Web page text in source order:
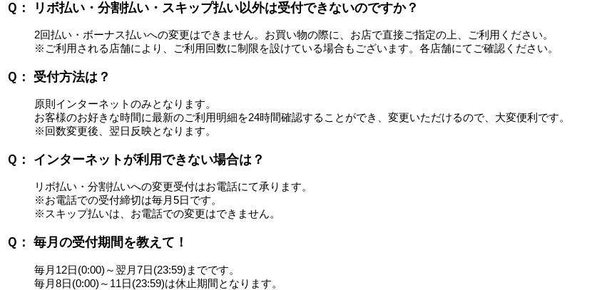
Ｑ： リボ払い・分割払い・スキップ払い以外は受付できないのですか？
2回払い・ボーナス払いへの変更はできません。お買い物の際に、お店で直接ご指定の上、ご利用ください。
※ご利用される店舗により、ご利用回数に制限を設けている場合もございます。各店舗にてご確認ください。
Ｑ： 受付方法は？
原則インターネットのみとなります。
お客様のお好きな時間に最新のご利用明細を24時間確認することができ、変更いただけるので、大変便利です。
※回数変更後、翌日反映となります。
Ｑ： インターネットが利用できない場合は？
リボ払い・分割払いへの変更受付はお電話にて承ります。
※お電話での受付締切は毎月5日です。
※スキップ払いは、お電話での変更はできません。
Ｑ： 毎月の受付期間を教えて！
毎月12日(0:00)～翌月7日(23:59)までです。
毎月8日(0:00)～11日(23:59)は休止期間となります。